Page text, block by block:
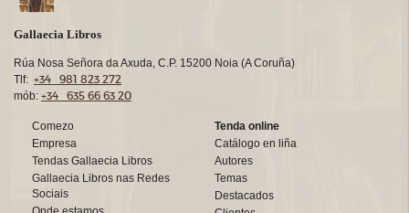
Gallaecia Libros
Rúa Nosa Señora da Axuda, C.P. 15200 Noia (A Coruña)
Tlf: +34 981 823 272
mób: +34 635 66 63 20
Comezo
Empresa
Tendas Gallaecia Libros
Gallaecia Libros nas Redes
Sociais
Tenda online
Catálogo en liña
Autores
Temas
Destacados